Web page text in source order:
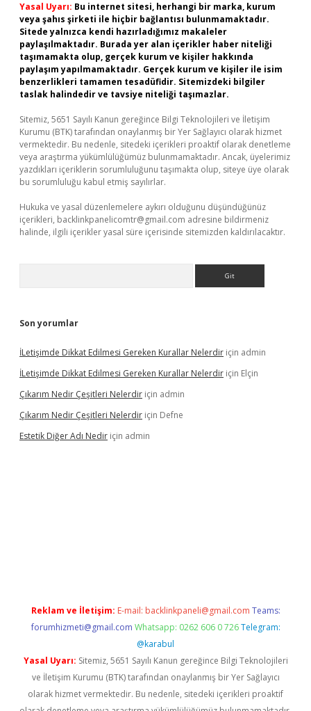
Yasal Uyarı: Bu internet sitesi, herhangi bir marka, kurum
veya şahıs şirketi ile hiçbir bağlantısı bulunmamaktadır.
Sitede yalnızca kendi hazırladığımız makaleler
paylaşılmaktadır. Burada yer alan içerikler haber niteliği
taşımamakta olup, gerçek kurum ve kişiler hakkında
paylaşım yapılmamaktadır. Gerçek kurum ve kişiler ile isim
benzerlikleri tamamen tesadüfidir. Sitemizdeki bilgiler
taslak halindedir ve tavsiye niteliği taşımazlar.
Sitemiz, 5651 Sayılı Kanun gereğince Bilgi Teknolojileri ve İletişim
Kurumu (BTK) tarafından onaylanmış bir Yer Sağlayıcı olarak hizmet
vermektedir. Bu nedenle, sitedeki içerikleri proaktif olarak denetleme
veya araştırma yükümlülüğümüz bulunmamaktadır. Ancak, üyelerimiz
yazdıkları içeriklerin sorumluluğunu taşımakta olup, siteye üye olarak
bu sorumluluğu kabul etmiş sayılırlar.
Hukuka ve yasal düzenlemelere aykırı olduğunu düşündüğünüz
içerikleri, backlinkpanelicomtr@gmail.com adresine bildirmeniz
halinde, ilgili içerikler yasal süre içerisinde sitemizden kaldırılacaktır.
Son yorumlar
İLetişimde Dikkat Edilmesi Gereken Kurallar Nelerdir için admin
İLetişimde Dikkat Edilmesi Gereken Kurallar Nelerdir için Elçin
Çıkarım Nedir Çeşitleri Nelerdir için admin
Çıkarım Nedir Çeşitleri Nelerdir için Defne
Estetik Diğer Adı Nedir için admin
Reklam ve İletişim: E-mail: backlinkpaneli@gmail.com Teams:
forumhizmeti@gmail.com Whatsapp: 0262 606 0 726 Telegram:
@karabul
Yasal Uyarı: Sitemiz, 5651 Sayılı Kanun gereğince Bilgi Teknolojileri
ve İletişim Kurumu (BTK) tarafından onaylanmış bir Yer Sağlayıcı
olarak hizmet vermektedir. Bu nedenle, sitedeki içerikleri proaktif